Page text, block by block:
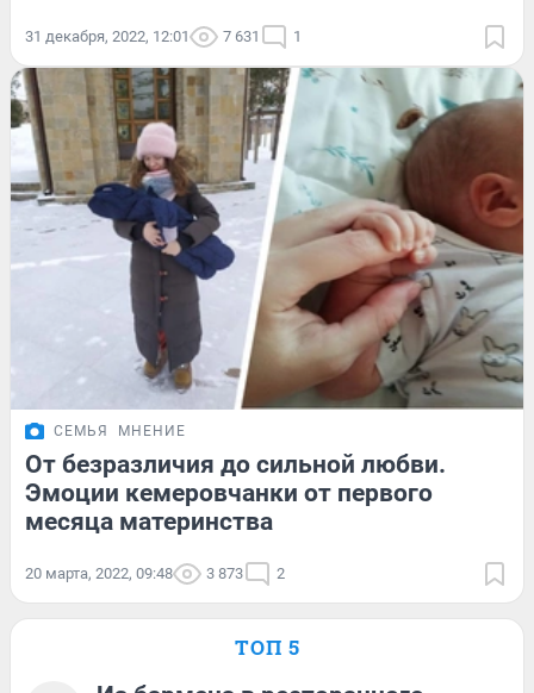
31 декабря, 2022, 12:01 7 631 1
СЕМЬЯ МНЕНИЕ
От безразличия до сильной любви.
Эмоции кемеровчанки от первого
месяца материнства
20 марта, 2022, 09:48 3 873 2
ТОП 5